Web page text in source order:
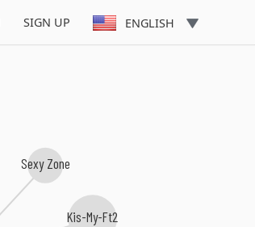
SIGN UP ENGLISH
Sexy Zone
Kis-My-Ft2